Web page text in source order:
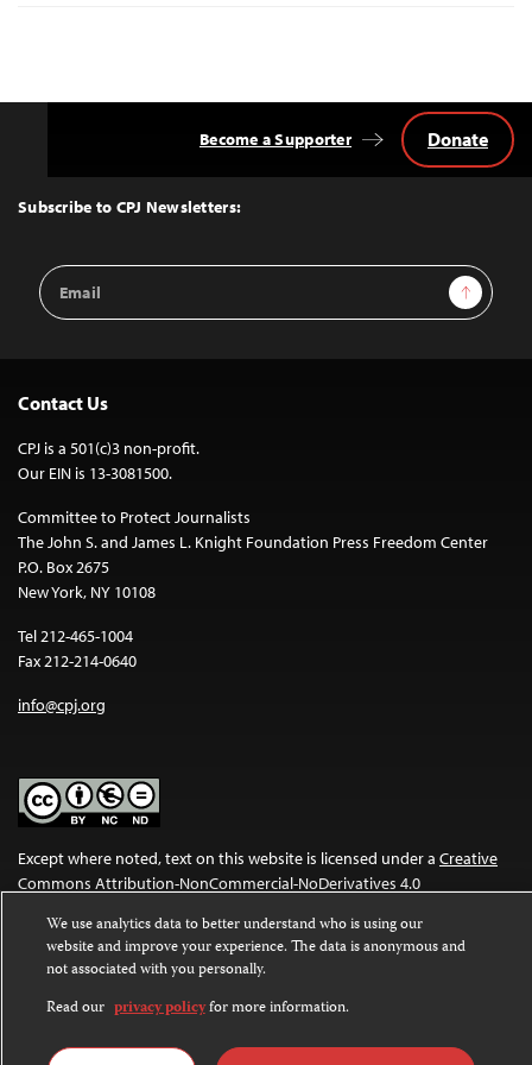
Top
Subscribe to CPJ Newsletters:
Email
Address
Sign Up
Become a Supporter Donate
Contact Us
CPJ is a 501(c)3 non-profit.
Our EIN is 13-3081500.
Committee to Protect Journalists
The John S. and James L. Knight Foundation Press Freedom Center
P.O. Box 2675
New York, NY 10108
Tel 212-465-1004
Fax 212-214-0640
info@cpj.org
Except where noted, text on this website is licensed under a Creative
Commons Attribution-NonCommercial-NoDerivatives 4.0
Images and other media are not covered by the Creative Commons
license. For more information about permissions, see our
We use analytics data to better understand who is using our
website and improve your experience. The data is anonymous and
not associated with you personally.
Read our privacy policyfor more information.